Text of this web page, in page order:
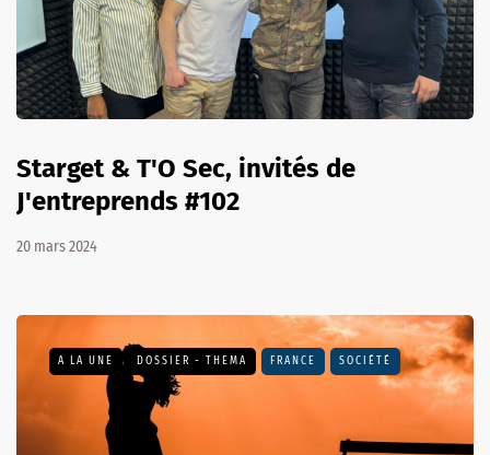
Starget & T'O Sec, invités de
J'entreprends #102
20 mars 2024
A LA UNE DOSSIER - THEMA FRANCE SOCIÉTÉ